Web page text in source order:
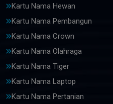
Kartu Nama Hewan
Kartu Nama Pembangun
Kartu Nama Crown
Kartu Nama Olahraga
Kartu Nama Tiger
Kartu Nama Laptop
Kartu Nama Pertanian